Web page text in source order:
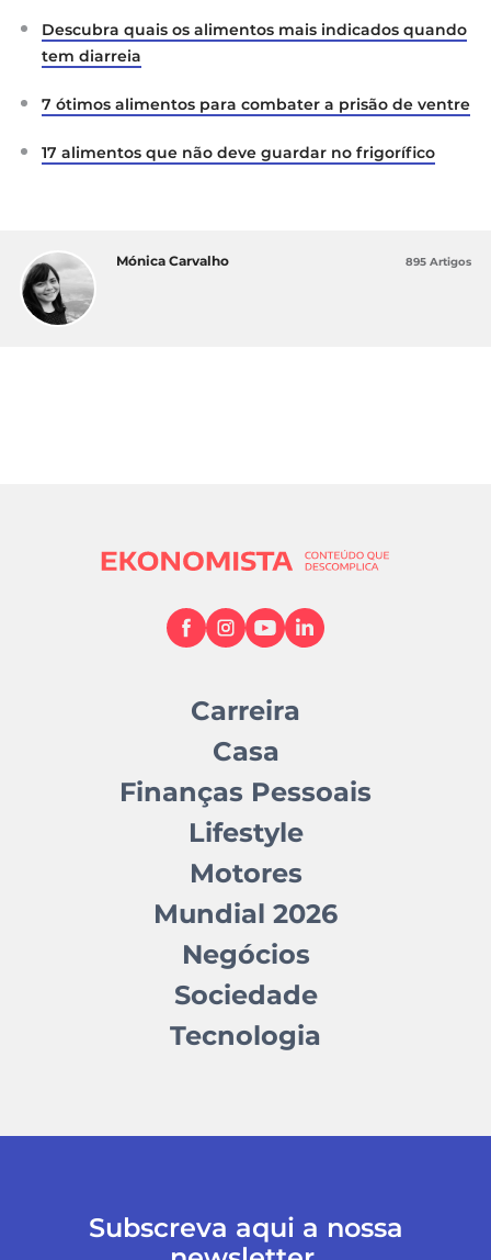
Descubra quais os alimentos mais indicados quando
tem diarreia
7 ótimos alimentos para combater a prisão de ventre
17 alimentos que não deve guardar no frigorífico
Mónica Carvalho 895 Artigos
Carreira
Casa
Finanças Pessoais
Lifestyle
Motores
Mundial 2026
Negócios
Sociedade
Tecnologia
Subscreva aqui a nossa